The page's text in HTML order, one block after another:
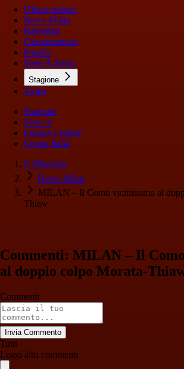
Ultime notizie
News Milan
Rassegna
Calciomercato
Pagelle
Serie A News
Stagione
Video
Stagione
Serie A
Europa League
Coppa Italia
Il Milanista
News Milan
MILAN – Il Como vicinissimo al
Thiaw
Commenti: MILAN – Il
al doppio colpo Morata-
Commenti
Invia Commento
Tutti
Leggi altri commenti